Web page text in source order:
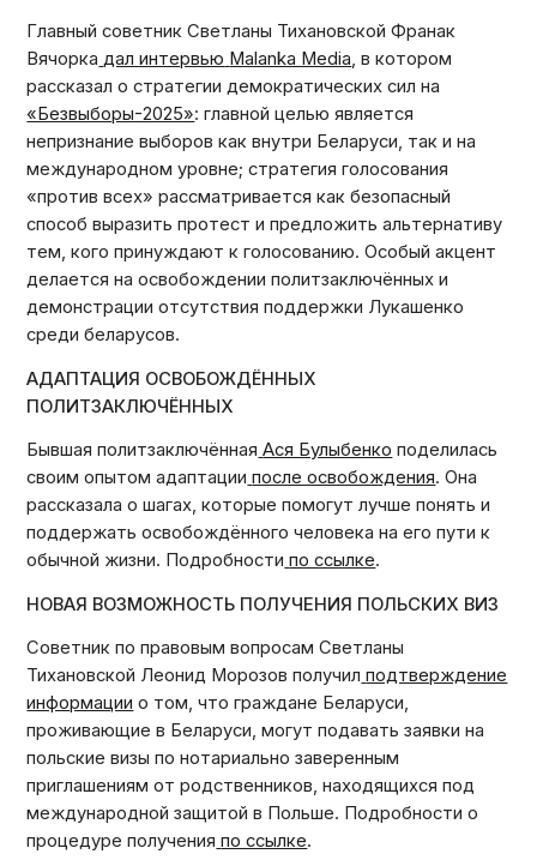
Главный советник Светланы Тихановской Франак
Вячорка дал интервью Malanka Media, в котором
рассказал о стратегии демократических сил на
«Безвыборы-2025»: главной целью является
непризнание выборов как внутри Беларуси, так и на
международном уровне; стратегия голосования
«против всех» рассматривается как безопасный
способ выразить протест и предложить альтернативу
тем, кого принуждают к голосованию. Особый акцент
делается на освобождении политзаключённых и
демонстрации отсутствия поддержки Лукашенко
среди беларусов.
АДАПТАЦИЯ ОСВОБОЖДЁННЫХ
ПОЛИТЗАКЛЮЧЁННЫХ
Бывшая политзаключённая Ася Булыбенко поделилась
своим опытом адаптации после освобождения. Она
рассказала о шагах, которые помогут лучше понять и
поддержать освобождённого человека на его пути к
обычной жизни. Подробности по ссылке.
НОВАЯ ВОЗМОЖНОСТЬ ПОЛУЧЕНИЯ ПОЛЬСКИХ ВИЗ
Советник по правовым вопросам Светланы
Тихановской Леонид Морозов получил подтверждение
информации о том, что граждане Беларуси,
проживающие в Беларуси, могут подавать заявки на
польские визы по нотариально заверенным
приглашениям от родственников, находящихся под
международной защитой в Польше. Подробности о
процедуре получения по ссылке.